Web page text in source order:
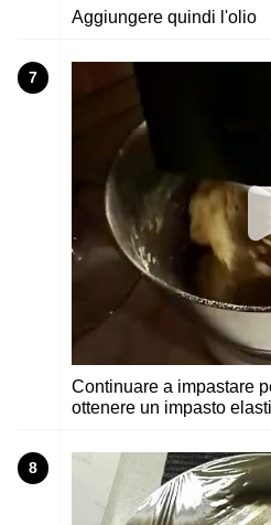
Aggiungere quindi l'olio
7
Continuare a impastare
ottenere un impasto
8